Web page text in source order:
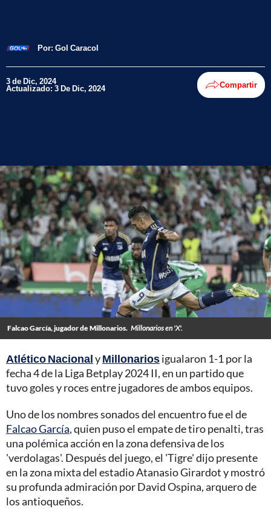
Por: Gol Caracol
3 de Dic, 2024
Actualizado: 3 De Dic, 2024 Compartir
Falcao García, jugador de Millonarios. Millonarios en 'X'.
Atlético NacionalyMillonariosigualaron 1-1 por la
fecha 4 de la Liga Betplay 2024 II, en un partido que
tuvo goles y roces entre jugadores de ambos equipos.
Uno de los nombres sonados del encuentro fue el de
Falcao García, quien puso el empate de tiro penalti, tras
una polémica acción en la zona defensiva de los
'verdolagas'. Después del juego, el 'Tigre' dijo presente
en la zona mixta del estadio Atanasio Girardot y mostró
su profunda admiración por David Ospina, arquero de
los antioqueños.